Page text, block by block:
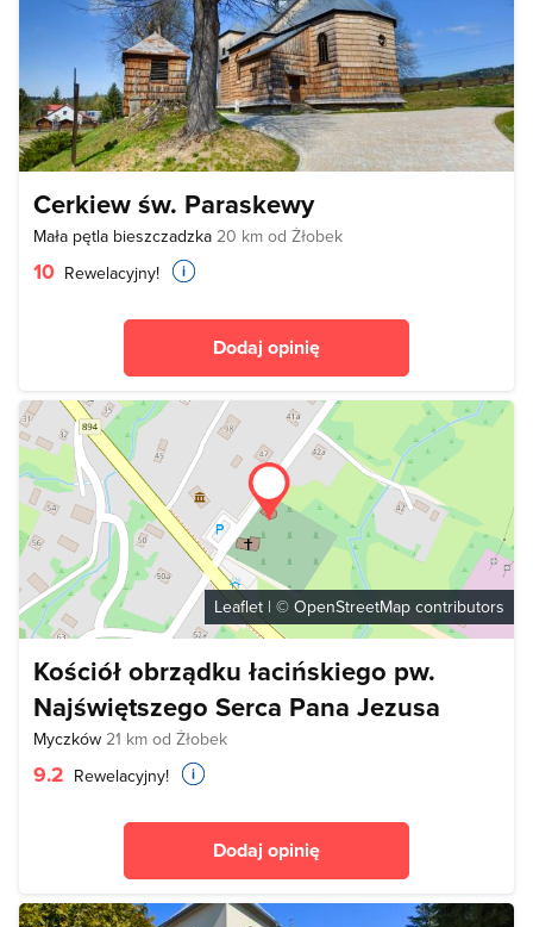
Cerkiew św. Paraskewy
Mała pętla bieszczadzka 20 km od Żłobek
10 Rewelacyjny!
Dodaj opinię
Leaflet | © OpenStreetMap contributors
Kościół obrządku łacińskiego pw.
Najświętszego Serca Pana Jezusa
Myczków 21 km od Żłobek
9.2 Rewelacyjny!
Dodaj opinię